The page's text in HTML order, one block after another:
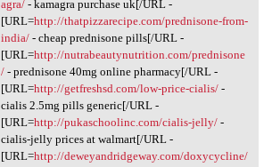
agra/- kamagra purchase uk[/URL -
[URL=http://thatpizzarecipe.com/prednisone-from-
india/- cheap prednisone pills[/URL -
[URL=http://nutrabeautynutrition.com/prednisone
/- prednisone 40mg online pharmacy[/URL -
[URL=http://getfreshsd.com/low-price-cialis/-
cialis 2.5mg pills generic[/URL -
[URL=http://pukaschoolinc.com/cialis-jelly/-
cialis-jelly prices at walmart[/URL -
[URL=http://deweyandridgeway.com/doxycycline/